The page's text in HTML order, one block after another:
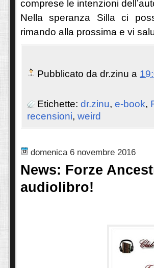
comprese le intenzioni
Nella speranza Silla ci
rimando alla prossima e vi
Pubblicato da dr.zinu a
Etichette: dr.zinu, e-book,
recensioni, weird
domenica 6 novembre 2016
News: Forze
audiolibro!